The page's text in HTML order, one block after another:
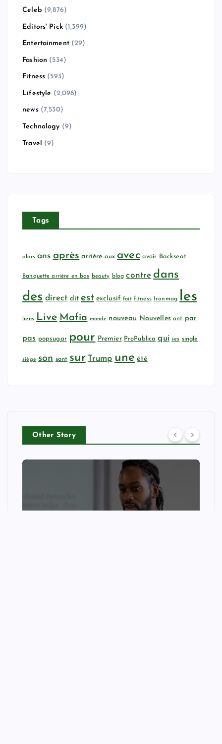
Celeb (9,876)
Editors' Pick(1,399)
Entertainment(29)
Fashion (534)
Fitness (593)
Lifestyle (2,098)
news(7,530)
Technology (9)
Travel (9)
Tags
alors ans après arrière aux avec avoir Backseat
Banquette arrière en bas beauty blog contre dans
des direct dit est exclusif fait fitness Ironmag les
liens Live Mafia monde nouveau Nouvelles ont par
pas popsugar pour Premier ProPublica qui ses single
siège son sont sur Trump une été
Other Story